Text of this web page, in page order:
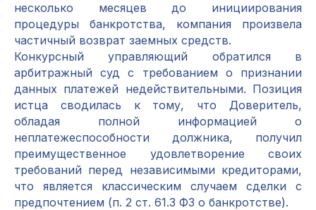
несколько месяцев до инициирования
процедуры банкротства, компания произвела
частичный возврат заемных средств.
Конкурсный управляющий обратился в
арбитражный суд с требованием о признании
данных платежей недействительными. Позиция
истца сводилась к тому, что Доверитель,
обладая полной информацией о
неплатежеспособности должника, получил
преимущественное удовлетворение своих
требований перед независимыми кредиторами,
что является классическим случаем сделки с
предпочтением (п. 2 ст. 61.3 ФЗ о банкротстве).